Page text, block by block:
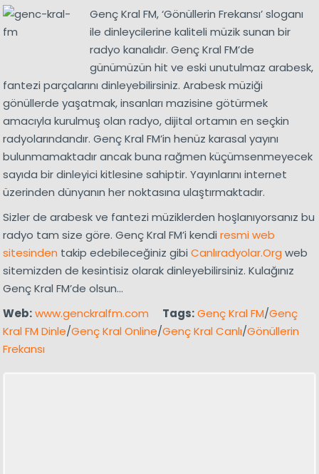
Genç Kral FM, ‘Gönüllerin Frekansı’ sloganı
ile dinleycilerine kaliteli müzik sunan bir
radyo kanalıdır. Genç Kral FM’de
günümüzün hit ve eski unutulmaz arabesk,
fantezi parçalarını dinleyebilirsiniz. Arabesk müziği
gönüllerde yaşatmak, insanları mazisine götürmek
amacıyla kurulmuş olan radyo, dijital ortamın en seçkin
radyolarındandır. Genç Kral FM’in henüz karasal yayını
bulunmamaktadır ancak buna rağmen küçümsenmeyecek
sayıda bir dinleyici kitlesine sahiptir. Yayınlarını internet
üzerinden dünyanın her noktasına ulaştırmaktadır.
Sizler de arabesk ve fantezi müziklerden hoşlanıyorsanız bu
radyo tam size göre. Genç Kral FM’i kendi resmi web
sitesinden takip edebileceğiniz gibi Canlıradyolar.Org web
sitemizden de kesintisiz olarak dinleyebilirsiniz. Kulağınız
Genç Kral FM’de olsun…
Web:www.genckralfm.com Tags:Genç Kral FM/Genç
Kral FM Dinle/Genç Kral Online/Genç Kral Canlı/Gönüllerin
Frekansı